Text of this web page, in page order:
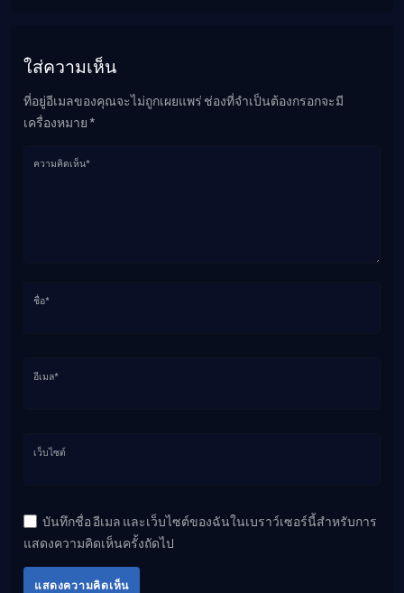
ใส่ความเห็น
ที่อยู่อีเมลของคุณจะไม่ถูกเผยแพร่ ช่องที่จำเป็นต้องกรอกจะมี
เครื่องหมาย *
ความคิดเห็น*
ชื่อ*
อีเมล*
เว็บไซต์
บันทึกชื่อ อีเมล และเว็บไซต์ของฉันในเบราว์เซอร์นี้สำหรับการ
แสดงความคิดเห็นครั้งถัดไป
แสดงความคิดเห็น